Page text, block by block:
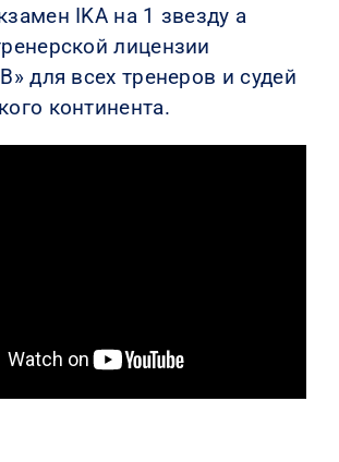
IKA на 1 звезду а
лицензии
для всех тренеров и судей
континента.